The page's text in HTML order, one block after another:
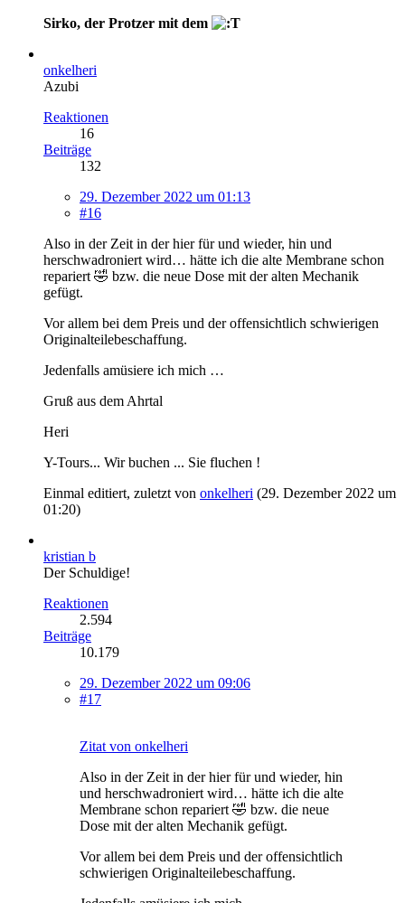
Sirko, der Protzer mit dem
onkelheri
Azubi
Reaktionen
16
Beiträge
132
29. Dezember 2022 um 01:13
#16
Also in der Zeit in der hier für und wieder, hin und
herschwadroniert wird… hätte ich die alte Membrane schon
repariert 🤣 bzw. die neue Dose mit der alten Mechanik
gefügt.
Vor allem bei dem Preis und der offensichtlich schwierigen
Originalteilebeschaffung.
Jedenfalls amüsiere ich mich …
Gruß aus dem Ahrtal
Heri
Y-Tours... Wir buchen ... Sie fluchen !
Einmal editiert, zuletzt von onkelheri (29. Dezember 2022 um
01:20)
kristian b
Der Schuldige!
Reaktionen
2.594
Beiträge
10.179
29. Dezember 2022 um 09:06
#17
Zitat von onkelheri
Also in der Zeit in der hier für und wieder, hin
und herschwadroniert wird… hätte ich die alte
Membrane schon repariert 🤣 bzw. die neue
Dose mit der alten Mechanik gefügt.
Vor allem bei dem Preis und der offensichtlich
schwierigen Originalteilebeschaffung.